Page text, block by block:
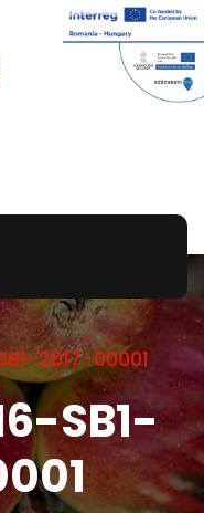
2017-00001
SB1-